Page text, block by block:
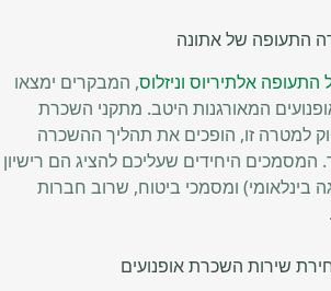
התעופה של אתונה
התעופה אלתיריוס וניזלוס, המבקרים ימצאו
המאורגנות היטב. מתקני השכרת
למטרה זו, הופכים את תהליך ההשכרה
היחידים שעליכם להציג הם רישיון
בינלאומי) ומסמכי ביטוח, שרוב חברות
שירות השכרת אופנועים